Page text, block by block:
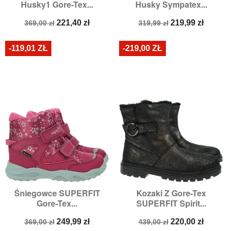
Husky1 Gore-Tex...
Cena
369,00 zł Cena
221,40 zł
Husky Sympatex...
Cena
319,99 zł Cena
219,99 zł
Śniegowce SUPERFIT
Gore-Tex...
Cena
369,00 zł Cena
249,99 zł
-119,01 ZŁ
Kozaki Z Gore-Tex
SUPERFIT Spirit...
Cena
439,00 zł Cena
220,00 zł
-219,00 ZŁ